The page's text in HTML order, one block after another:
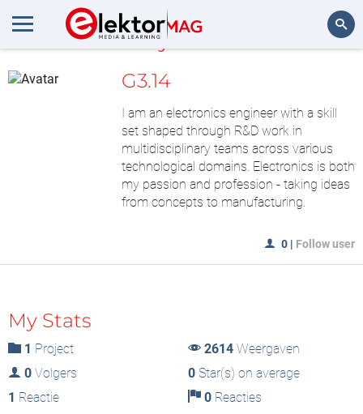
MijnLAB
G3.14
I am an electronics engineer with a skill
set shaped through R&D work in
multidisciplinary teams across various
technological domains. Electronics is both
my passion and profession - taking ideas
from concepts to manufacturing.
0 | Follow user
My Stats
1 Project 2614Weergaven
0 Volgers 0Star(s) on average
1 Reactie 0Reacties